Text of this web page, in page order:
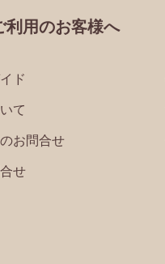
利用のお客様へ
ド
て
お問合せ
せ